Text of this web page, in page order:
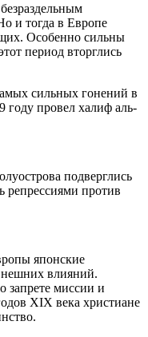
и тогда в Европе
Особенно сильны
период вторглись
сильных гонений в
году провел халиф аль-
подверглись
репрессиями против
японские
влияний.
запрете миссии и
ХIХ века христиане